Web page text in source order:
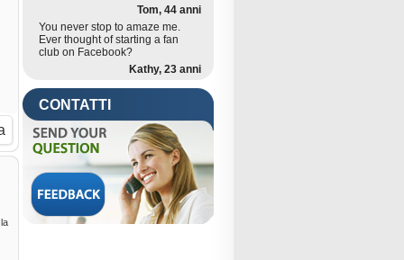
Tom, 44 anni
You never stop to amaze me.
Ever thought of starting a fan
club on Facebook?
Kathy, 23 anni
CONTATTI